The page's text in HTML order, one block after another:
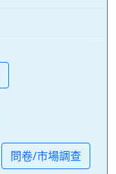
問卷/市場調查